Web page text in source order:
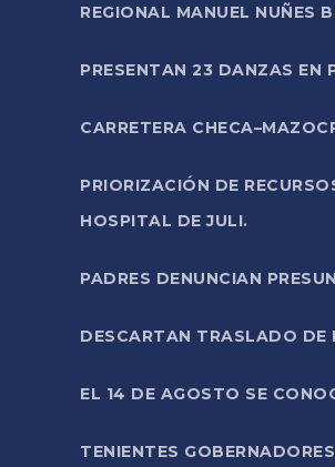
REGIONAL MANUEL NUÑES
PRESENTAN 23 DANZAS EN
CARRETERA
PRIORIZACIÓN DE
HOSPITAL DE JULI.
PADRES DENUNCIAN
DESCARTAN TRASLADO DE
EL 14 DE AGOSTO SE
TENIENTES